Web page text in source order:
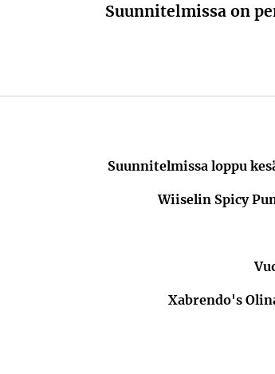
Suunnitelmissa on
Suunnitelmissa loppu
Wiiselin Spicy
Xabrendo's